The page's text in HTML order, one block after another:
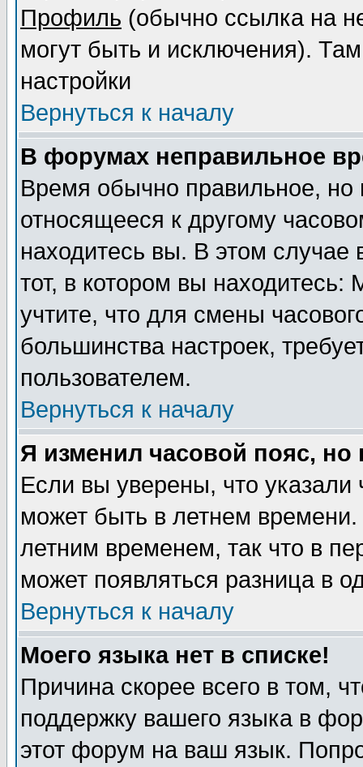
Профиль (обычно ссылка на
могут быть и исключения).
настройки
Вернуться к началу
В форумах неправильное
Время обычно правильное,
относящееся к другому
находитесь вы. В этом
тот, в котором вы
учтите, что для смены
большинства настроек,
пользователем.
Вернуться к началу
Я изменил часовой пояс,
Если вы уверены, что указали
может быть в летнем
летним временем, так что в
может появляться разница в
Вернуться к началу
Моего языка нет в списке!
Причина скорее всего в том,
поддержку вашего языка в
этот форум на ваш язык.